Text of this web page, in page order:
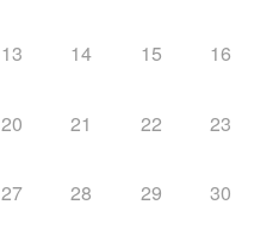
13 14 15 16
20 21 22 23
27 28 29 30